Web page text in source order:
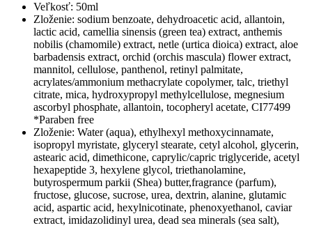
Veľkosť: 50ml
Zloženie: sodium benzoate, dehydroacetic acid, allantoin,
lactic acid, camellia sinensis (green tea) extract, anthemis
nobilis (chamomile) extract, netle (urtica dioica) extract, aloe
barbadensis extract, orchid (orchis mascula) flower extract,
mannitol, cellulose, panthenol, retinyl palmitate,
acrylates/ammonium methacrylate copolymer, talc, triethyl
citrate, mica, hydroxypropyl methylcellulose, megnesium
ascorbyl phosphate, allantoin, tocopheryl acetate, CI77499
*Paraben free
Zloženie: Water (aqua), ethylhexyl methoxycinnamate,
isopropyl myristate, glyceryl stearate, cetyl alcohol, glycerin,
astearic acid, dimethicone, caprylic/capric triglyceride, acetyl
hexapeptide 3, hexylene glycol, triethanolamine,
butyrospermum parkii (Shea) butter,fragrance (parfum),
fructose, glucose, sucrose, urea, dextrin, alanine, glutamic
acid, aspartic acid, hexylnicotinate, phenoxyethanol, caviar
extract, imidazolidinyl urea, dead sea minerals (sea salt),